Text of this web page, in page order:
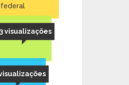
3 visualizações